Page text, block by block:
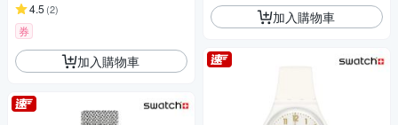
4.5 (2)
券
加入購物車
加入購物車